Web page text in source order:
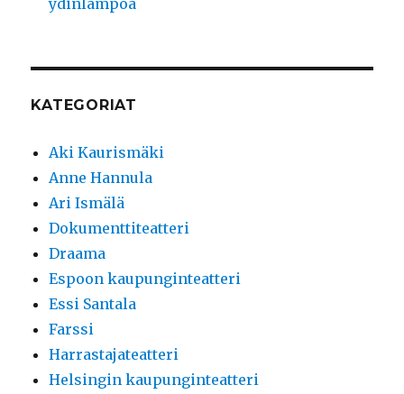
KATEGORIAT
Aki Kaurismäki
Anne Hannula
Ari Ismälä
Dokumenttiteatteri
Draama
Espoon kaupunginteatteri
Essi Santala
Farssi
Harrastajateatteri
Helsingin kaupunginteatteri